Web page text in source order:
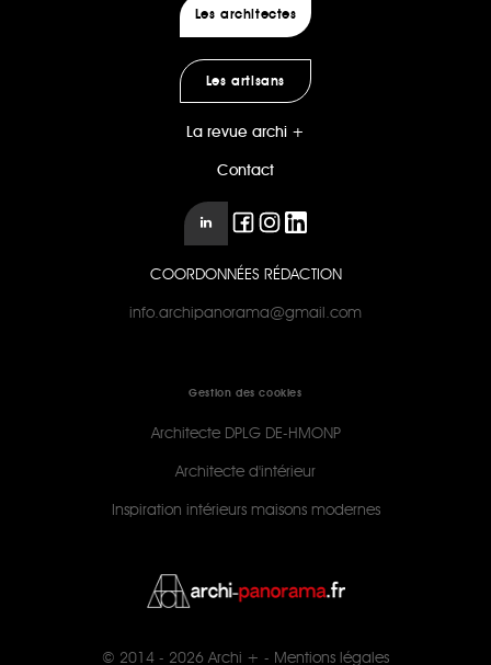
Les architectes
Les artisans
La revue archi +
Contact
COORDONNÉES RÉDACTION
info.archipanorama@gmail.com
Gestion des cookies
Architecte DPLG DE-HMONP
Architecte d'intérieur
Inspiration intérieurs maisons modernes
© 2014 - 2026 Archi + - Mentions légales